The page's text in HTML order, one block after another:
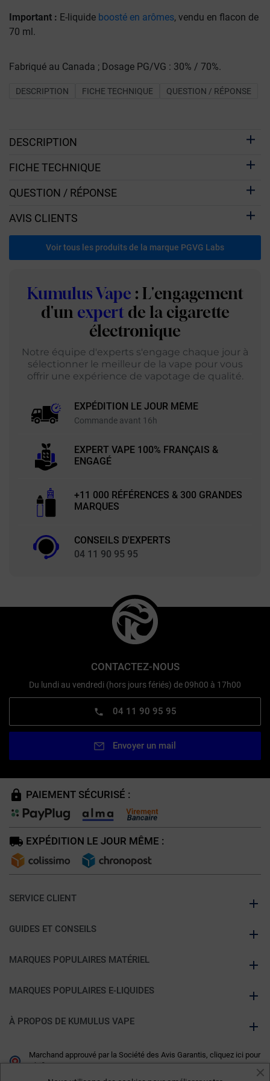
Important : E-liquide boosté en arômes, vendu en flacon de
70 ml.
Fabriqué au Canada ; Dosage PG/VG : 30% / 70%.
DESCRIPTION FICHE TECHNIQUE QUESTION / RÉPONSE
DESCRIPTION
FICHE TECHNIQUE
QUESTION / RÉPONSE
AVIS CLIENTS
Voir tous les produits de la marque PGVG Labs
Kumulus Vape : L'engagement
d'un expert de la cigarette
électronique
Notre équipe d'experts s'engage chaque jour à
sélectionner le meilleur de la vape pour vous
offrir une expérience de vapotage de qualité.
EXPÉDITION LE JOUR MÊME
Commande avant 16h
EXPERT VAPE 100% FRANÇAIS &
ENGAGÉ
+11 000 RÉFÉRENCES & 300 GRANDES
MARQUES
CONSEILS D'EXPERTS
04 11 90 95 95
CONTACTEZ-NOUS
Du lundi au vendredi (hors jours fériés) de 09h00 à 17h00
04 11 90 95 95
Envoyer un mail
PAIEMENT SÉCURISÉ :
EXPÉDITION LE JOUR MÊME :
SERVICE CLIENT
GUIDES ET CONSEILS
MARQUES POPULAIRES MATÉRIEL
MARQUES POPULAIRES E-LIQUIDES
À PROPOS DE KUMULUS VAPE
Marchand approuvé par la Société des Avis Garantis, cliquez ici pour
vérifier.